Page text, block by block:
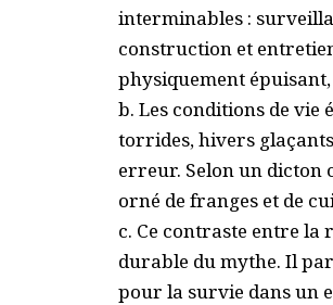
interminables :
construction et
physiquement
b. Les conditions de vie
torrides, hivers
erreur. Selon un dicton
orné de franges et de
c. Ce contraste entre
durable du mythe. Il
pour la survie dans un